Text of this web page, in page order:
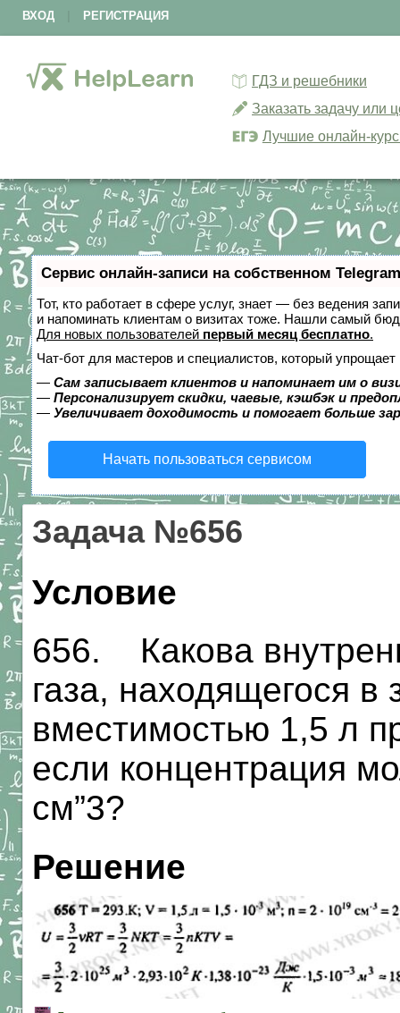
ВХОД РЕГИСТРАЦИЯ
ГДЗ и решебники
Заказать задачу или
Лучшие онлайн-
Сервис онлайн-записи на собственном
Тот, кто работает в сфере услуг, знает — без ведения
и напоминать клиентам о визитах тоже. Нашли самый
Для новых пользователей первый месяц бесплатно.
Чат-бот для мастеров и специалистов, который упрощает
— Сам записывает клиентов и напоминает им о
— Персонализирует скидки, чаевые, кэшбэк и
— Увеличивает доходимость и помогает больше
Начать пользоваться сервисом
Задача №656
Условие
656. Какова
газа, находящегося в
вместимостью 1,5 л
если концентрация
см”3?
Решение